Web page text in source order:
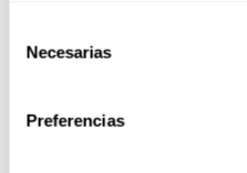
Necesarias
Preferencias